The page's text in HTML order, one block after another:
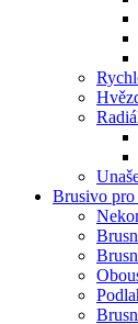
Brusivo pro